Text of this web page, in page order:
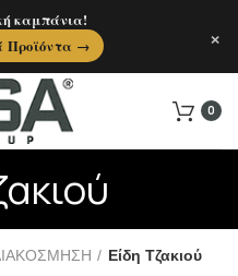
0
Είδη Τζακιού
καμπάνια!
Προϊόντα →
×